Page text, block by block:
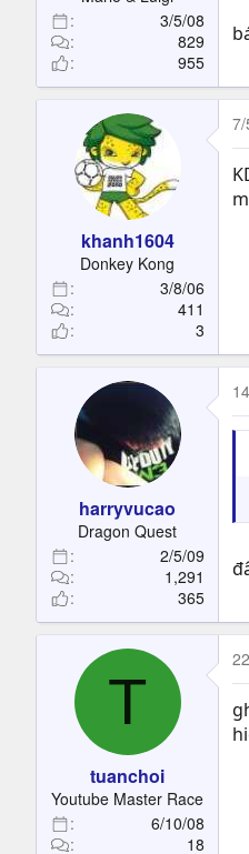
3/5/08
829
955
khanh1604
Donkey Kong
3/8/06
411
3
7/
harryvucao
Dragon Quest
2/5/09
1,291
365
T
tuanchoi
Youtube Master Race
6/10/08
18